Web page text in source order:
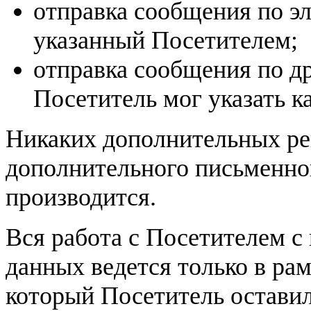
отправка сообщения по
указанный Посетителем;
отправка сообщения по
Посетитель мог указать
Никаких дополнительных
дополнительного
производится.
Вся работа с Посетителем
данных ведется только в
который Посетитель